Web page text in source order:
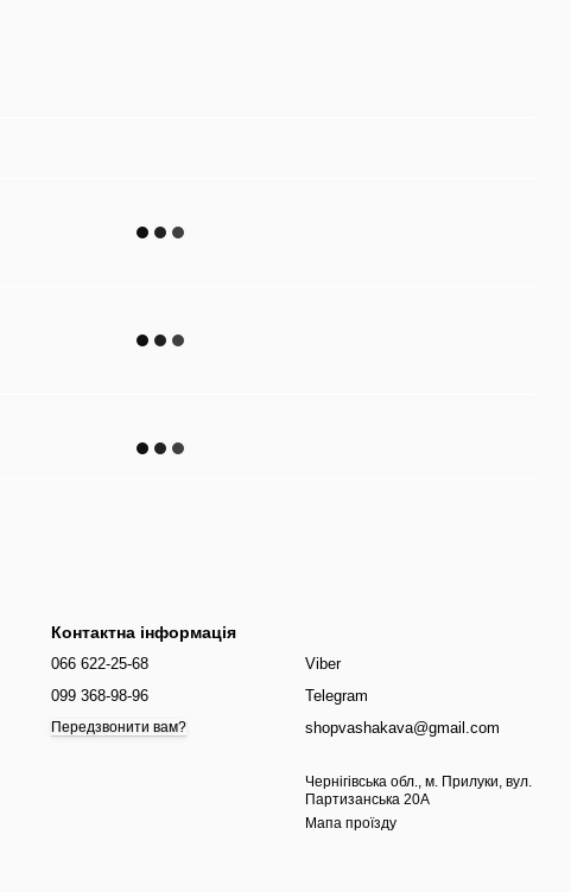
Контактна інформація
066 622-25-68
099 368-98-96
Передзвонити вам?
Viber
Telegram
shopvashakava@gmail.com
Чернігівська обл., м. Прилуки, вул.
Партизанська 20А
Мапа проїзду